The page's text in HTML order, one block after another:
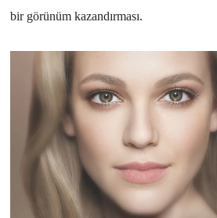
bir görünüm kazandırması.